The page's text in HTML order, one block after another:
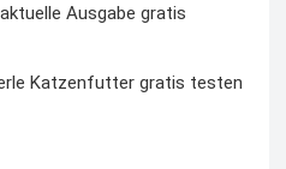
Ausgabe gratis
Katzenfutter gratis testen